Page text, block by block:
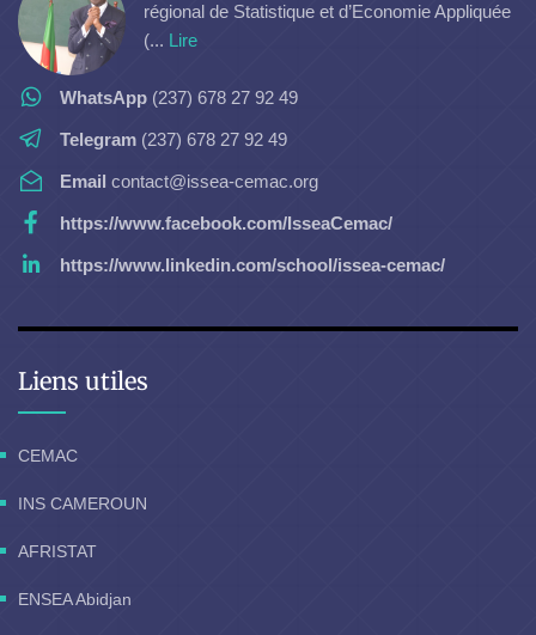
régional de Statistique et d’Economie Appliquée
(... Lire
WhatsApp (237) 678 27 92 49
Telegram (237) 678 27 92 49
Email contact@issea-cemac.org
https://www.facebook.com/IsseaCemac/
https://www.linkedin.com/school/issea-cemac/
Liens utiles
CEMAC
INS CAMEROUN
AFRISTAT
ENSEA Abidjan